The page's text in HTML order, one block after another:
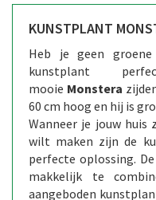
KUNSTPLANT
Heb je geen
kunstplant
mooie Monstera
60 cm hoog en hij is
Wanneer je jouw huis
wilt maken zijn de
perfecte oplossing.
makkelijk te
aangeboden